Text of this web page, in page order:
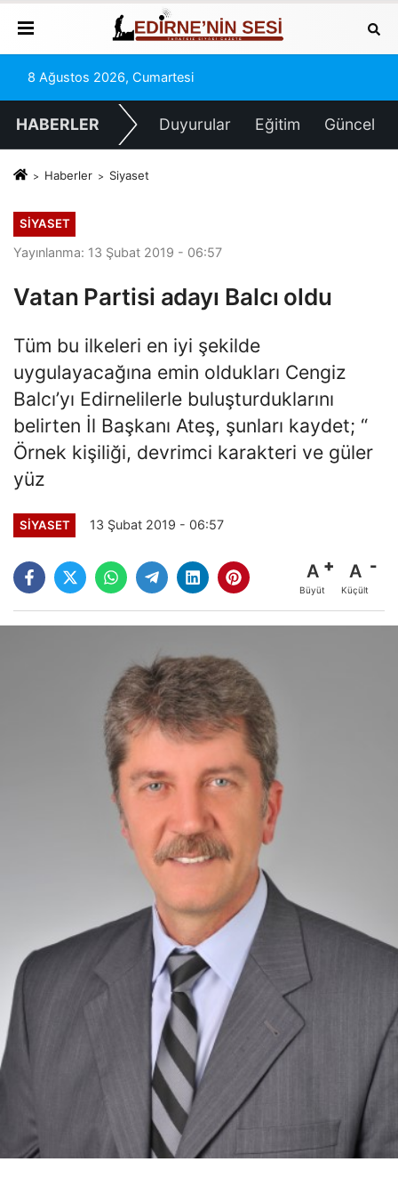
8 Ağustos 2026, Cumartesi
HABERLER Duyurular Eğitim Güncel
Haberler Siyaset
SIYASET
Yayınlanma: 13 Şubat 2019 - 06:57
Vatan Partisi adayı Balcı oldu
Tüm bu ilkeleri en iyi şekilde
uygulayacağına emin oldukları Cengiz
Balcı’yı Edirnelilerle buluşturduklarını
belirten İl Başkanı Ateş, şunları kaydet; “
Örnek kişiliği, devrimci karakteri ve güler
yüz
SIYASET 13 Şubat 2019 - 06:57
A
Büyüt
A
Küçült